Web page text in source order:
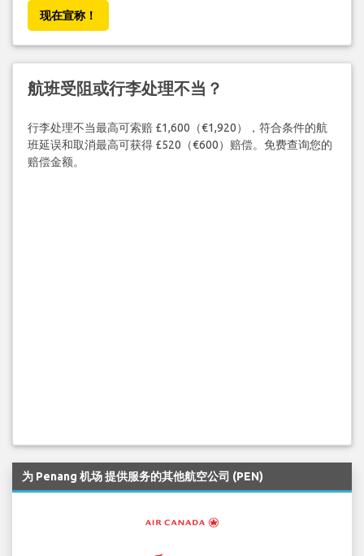
现在宣称！
航班受阻或行李处理不当？
行李处理不当最高可索赔 £1,600（€1,920），符合条件的航
班延误和取消最高可获得 £520（€600）赔偿。免费查询您的
赔偿金额。
为 Penang 机场 提供服务的其他航空公司 (PEN)